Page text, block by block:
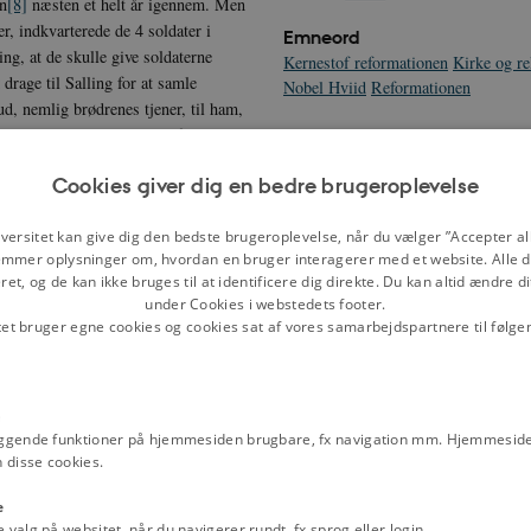
[8] næsten et helt år igennem. Men
indkvarterede de 4 soldater i
at de skulle give soldaterne
til Salling for at samle
nemlig brødrenes tjener, til ham,
han atter kom tilbage og fandt ud
var kommet ind i klostret; men
ind under middagen og angreb
han to gange samme
Brødrene blev imidlertid i
besværligheder. Engang
. De forlangte derfor af
lade sig gøre, for den kørte
betale for med klostrets
lige så mange penge,
hjemme; og selv om
ham, hvad han ville have. Til
hverken var vådt eller tørt tilbage i
rejse til kongen for at klage over
nøglerne, frarådede ham at rejse,
og ikke sørgede for den
Emneord
Kernestof reformationen Kirke og
Nobel Hviid Reformationen
Cookies giver dig en bedre brugeroplevelse
kan give dig den bedste brugeroplevelse, når du vælger ”Accepter
oplysninger om, hvordan en bruger interagerer med et website. Alle
og de kan ikke bruges til at identificere dig direkte. Du kan altid ændre
under Cookies i webstedets footer.
bruger egne cookies og cookies sat af vores samarbejdspartnere til
funktioner på hjemmesiden brugbare, fx navigation mm.
disse cookies.